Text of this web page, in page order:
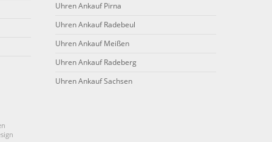
Uhren Ankauf Pirna
Uhren Ankauf Radebeul
Uhren Ankauf Meißen
Uhren Ankauf Radeberg
Uhren Ankauf Sachsen